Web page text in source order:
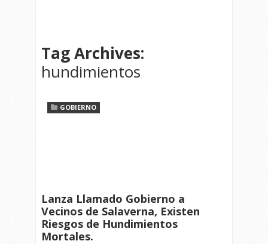
Tag Archives:
hundimientos
GOBIERNO
Lanza Llamado Gobierno a
Vecinos de Salaverna, Existen
Riesgos de Hundimientos
Mortales.